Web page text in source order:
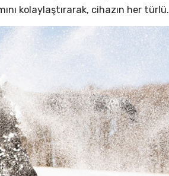
kolaylaştırarak, cihazın her türlü.